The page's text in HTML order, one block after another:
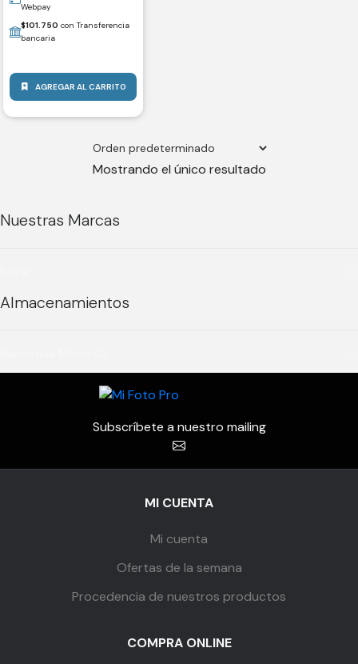
Webpay
$101.750 con Transferencia
bancaria
AGREGAR AL CARRITO
Mostrando el único resultado
Nuestras Marcas
Almacenamientos
Subscríbete a nuestro mailing
MI CUENTA
Mi cuenta
Ofertas de la semana
Procedencia de nuestros productos
COMPRA ONLINE